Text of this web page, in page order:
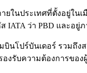
ในประเทศที่ตั้งอยู่ใน
IATA ว่า PBD และอ
นโปร์บันเดอร์ รวมถึ
งรับความต้องการของ